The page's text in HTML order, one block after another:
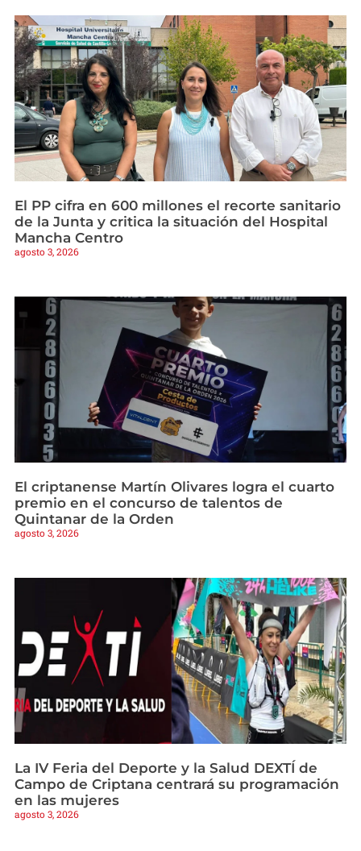
El PP cifra en 600 millones el recorte sanitario
de la Junta y critica la situación del Hospital
Mancha Centro
agosto 3, 2026
El criptanense Martín Olivares logra el cuarto
premio en el concurso de talentos de
Quintanar de la Orden
agosto 3, 2026
La IV Feria del Deporte y la Salud DEXTÍ de
Campo de Criptana centrará su programación
en las mujeres
agosto 3, 2026